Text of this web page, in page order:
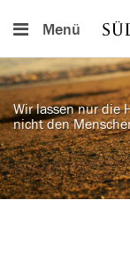
Menü
Wir lassen nur die
nicht den